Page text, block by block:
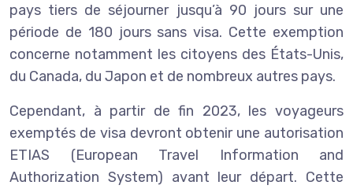
pays tiers de séjourner jusqu’à 90 jours sur une
période de 180 jours sans visa. Cette exemption
concerne notamment les citoyens des États-Unis,
du Canada, du Japon et de nombreux autres pays.
Cependant, à partir de fin 2023, les voyageurs
exemptés de visa devront obtenir une autorisation
ETIAS (European Travel Information and
Authorization System) avant leur départ. Cette